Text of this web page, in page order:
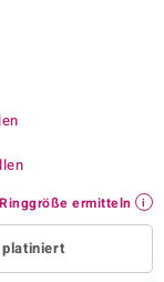
Ringgröße ermitteln
platiniert